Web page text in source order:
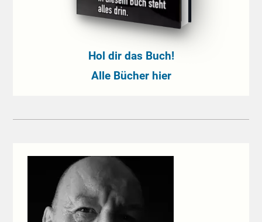
Hol dir das Buch!
Alle Bücher hier